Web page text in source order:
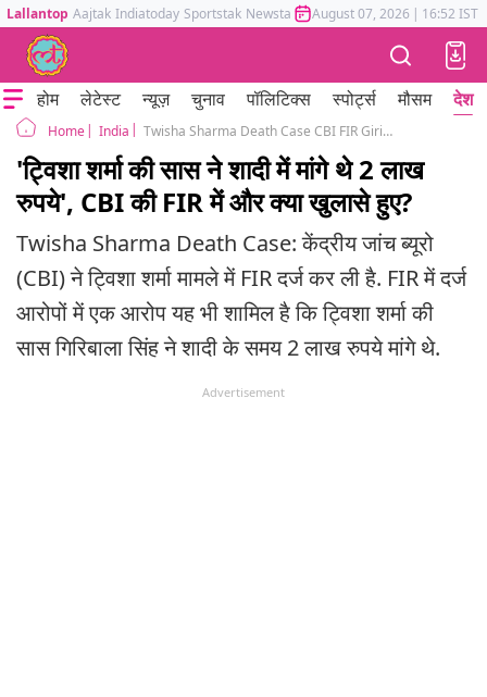
Lallantop Aajtak Indiatoday Sportstak Newstak Mumbai Tak Astrotak
August 07, 2026 | 16:52 IST
होम लेटेस्ट न्यूज़ चुनाव पॉलिटिक्स स्पोर्ट्स मौसम देश
Home India Twisha Sharma Death Case CBI FIR Giribala Singh Demanded Rs 2 Lakh bhopal mp
'ट्विशा शर्मा की सास ने शादी में मांगे थे 2 लाख
रुपये', CBI की FIR में और क्या खुलासे हुए?
Twisha Sharma Death Case: केंद्रीय जांच ब्यूरो
(CBI) ने ट्विशा शर्मा मामले में FIR दर्ज कर ली है. FIR में दर्ज
आरोपों में एक आरोप यह भी शामिल है कि ट्विशा शर्मा की
सास गिरिबाला सिंह ने शादी के समय 2 लाख रुपये मांगे थे.
Advertisement